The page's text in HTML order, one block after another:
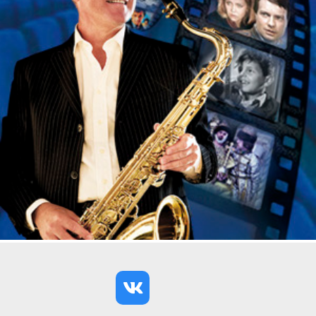
музыкантов; известный в нашей стране и за
рубежом виртуоз-импровизатор, получивший
всемирное признание. Яркий представитель
классической ветви современного джаза
(современный мейнстрим). Играет на скрипке,
фортепиано, электрооргане, вибрафоне,
флюгельгорне, тенор-саксофоне, контрабасе и
других инструментах.
Более 55 лет маэстро на джазовой сцене. Важным
этапом становления Давида Голощёкина как
джазового музыканта стала работа в знаменитом
оркестре Иосифа Вайнштейна. Затем
последовали гастроли, приглашения на джазовые
фестивали. С 1968 г. Давид Голощёкин –
которым объездил почти весь мир. В квинтете-
секстете Д.Голощёкина в разное время играли
лучшие ленинградские музыканты: саксофонисты